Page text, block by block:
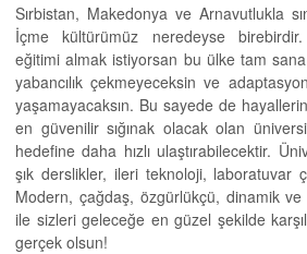
Sırbistan, Makedonya ve Arnavutlukla
İçme kültürümüz neredeyse birebirdir.
eğitimi almak istiyorsan bu ülke tam
yabancılık çekmeyeceksin ve
yaşamayacaksın. Bu sayede de
en güvenilir sığınak olacak olan
hedefine daha hızlı ulaştırabilecektir.
şık derslikler, ileri teknoloji, laboratuvar
Modern, çağdaş, özgürlükçü, dinamik ve
ile sizleri geleceğe en güzel şekilde
gerçek olsun!